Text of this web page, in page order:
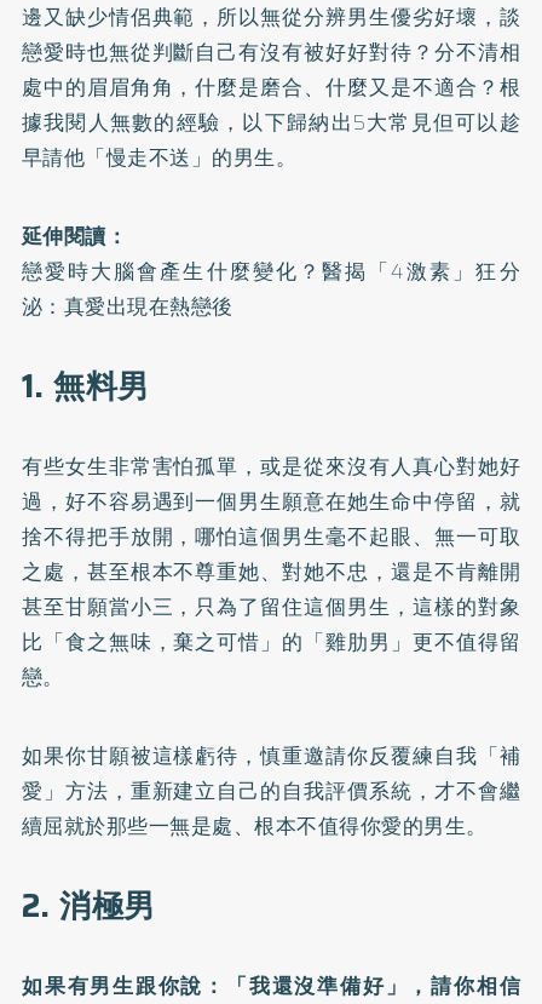
邊又缺少情侶典範，所以無從分辨男生優劣好壞，談
戀愛時也無從判斷自己有沒有被好好對待？分不清相
處中的眉眉角角，什麼是磨合、什麼又是不適合？根
據我閱人無數的經驗，以下歸納出5大常見但可以趁
早請他「慢走不送」的男生。
延伸閱讀：
戀愛時大腦會產生什麼變化？醫揭「4激素」狂分
泌：真愛出現在熱戀後
1. 無料男
有些女生非常害怕孤單，或是從來沒有人真心對她好
過，好不容易遇到一個男生願意在她生命中停留，就
捨不得把手放開，哪怕這個男生毫不起眼、無一可取
之處，甚至根本不尊重她、對她不忠，還是不肯離開
甚至甘願當小三，只為了留住這個男生，這樣的對象
比「食之無味，棄之可惜」的「雞肋男」更不值得留
戀。
如果你甘願被這樣虧待，慎重邀請你反覆練自我「補
愛」方法，重新建立自己的自我評價系統，才不會繼
續屈就於那些一無是處、根本不值得你愛的男生。
2. 消極男
如果有男生跟你說：「我還沒準備好」，請你相信